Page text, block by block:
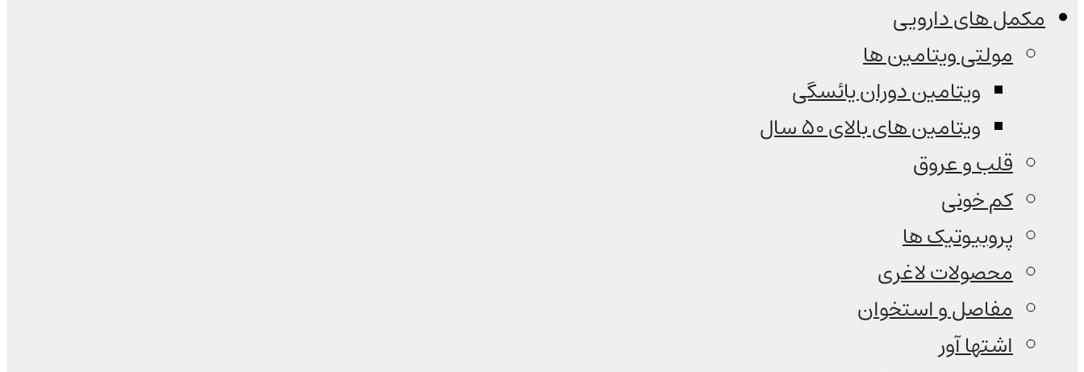
مکمل های دارویی
مولتی ویتامین ها
ویتامین دوران یائسگی
ویتامین های بالای 50 سال
قلب و عروق
کم خونی
پروبیوتیک ها
محصولات لاغری
مفاصل و استخوان
اشتها آور